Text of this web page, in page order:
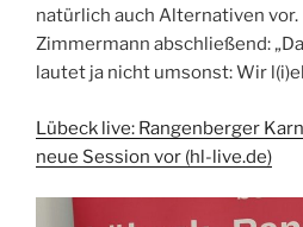
natürlich auch Alternativen vor.
Zimmermann abschließend:
lautet ja nicht umsonst: Wir
Lübeck live: Rangenberger
neue Session vor (hl-live.de)